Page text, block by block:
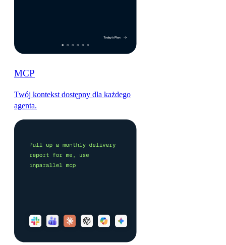
MCP
Twój kontekst dostępny dla każdego
agenta.